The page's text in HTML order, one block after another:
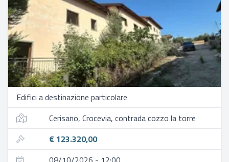
Edifici a destinazione particolare
Cerisano, Crocevia, contrada cozzo la torre
€ 123.320,00